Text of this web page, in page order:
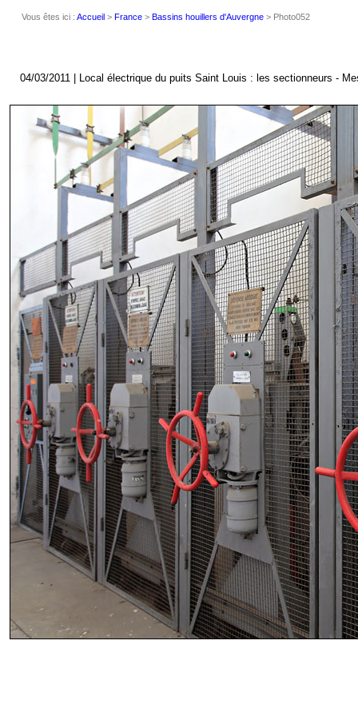
Vous êtes ici : Accueil > France > Bassins houillers d'Auvergne > Photo052
04/03/2011 | Local électrique du puits Saint Louis : les sectionneurs -